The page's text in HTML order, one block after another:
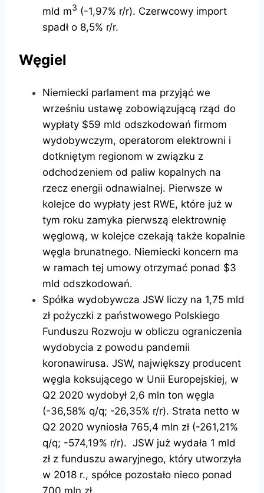
mld m3 (-1,97% r/r). Czerwcowy import
spadł o 8,5% r/r.
Węgiel
Niemiecki parlament ma przyjąć we
wrześniu ustawę zobowiązującą rząd do
wypłaty $59 mld odszkodowań firmom
wydobywczym, operatorom elektrowni i
dotkniętym regionom w związku z
odchodzeniem od paliw kopalnych na
rzecz energii odnawialnej. Pierwsze w
kolejce do wypłaty jest RWE, które już w
tym roku zamyka pierwszą elektrownię
węglową, w kolejce czekają także kopalnie
węgla brunatnego. Niemiecki koncern ma
w ramach tej umowy otrzymać ponad $3
mld odszkodowań.
Spółka wydobywcza JSW liczy na 1,75 mld
zł pożyczki z państwowego Polskiego
Funduszu Rozwoju w obliczu ograniczenia
wydobycia z powodu pandemii
koronawirusa. JSW, największy producent
węgla koksującego w Unii Europejskiej, w
Q2 2020 wydobył 2,6 mln ton węgla
(-36,58% q/q; -26,35% r/r). Strata netto w
Q2 2020 wyniosła 765,4 mln zł (-261,21%
q/q; -574,19% r/r). JSW już wydała 1 mld
zł z funduszu awaryjnego, który utworzyła
w 2018 r., spółce pozostało nieco ponad